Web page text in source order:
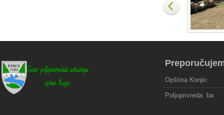
Opština Konjic
Poljoprivreda. ba